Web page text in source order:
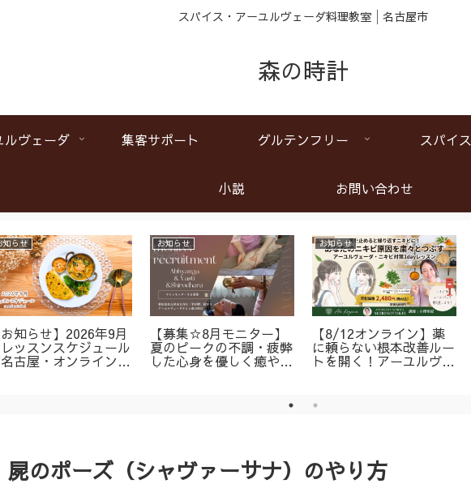
スパイス・アーユルヴェーダ料理教室│名古屋市
森の時計
ルヴェーダ 集客サポート グルテンフリー スパイス
小説 お問い合わせ
知らせ
お知らせ】2026年9月
ッスンスケジュール
名古屋・オンラインア
お知らせ
【募集☆8月モニター】
夏のピークの不調・疲弊
した心身を優しく癒やす
お知らせ
【8/12オンライン】薬
に頼らない根本改善ルー
トを開く！アーユルヴェ
付き）
屍のポーズ（シャヴァーサナ）のやり方